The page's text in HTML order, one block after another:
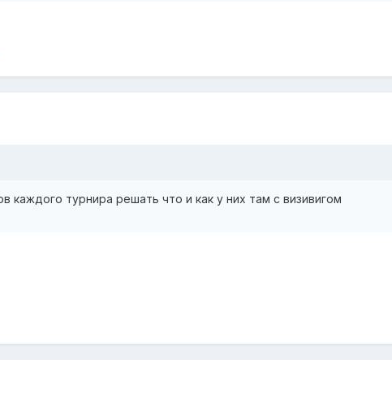
каждого турнира решать что и как у них там с визивигом